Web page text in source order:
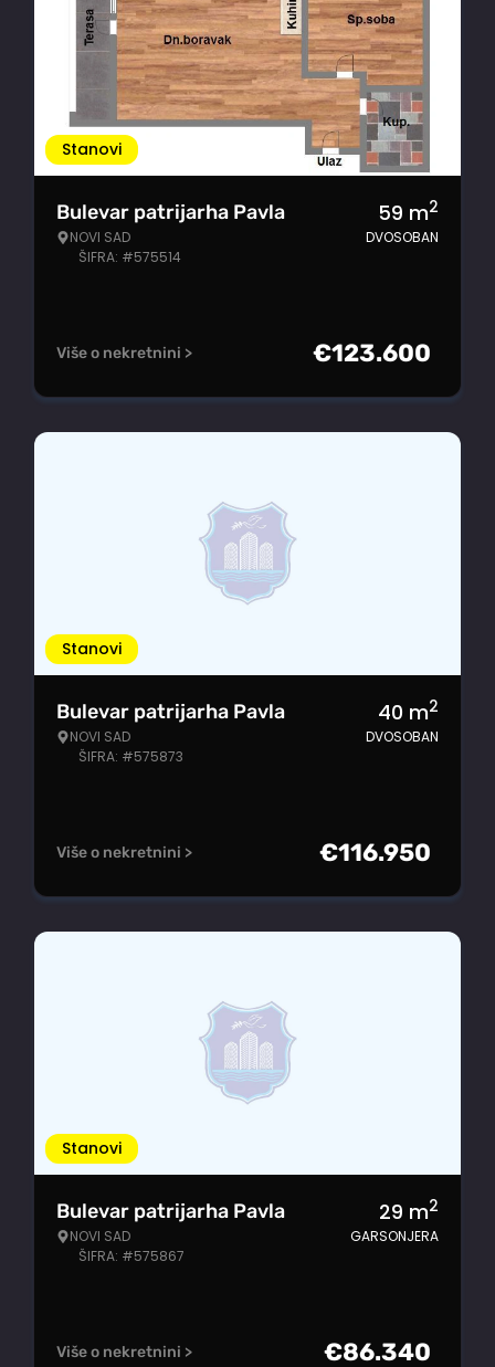
Stanovi
Bulevar patrijarha Pavla
NOVI SAD
ŠIFRA: #575514
59 m2
DVOSOBAN
Više o nekretnini > €123.600
Stanovi
Bulevar patrijarha Pavla
NOVI SAD
ŠIFRA: #575873
40 m2
DVOSOBAN
Više o nekretnini > €116.950
Stanovi
Bulevar patrijarha Pavla
NOVI SAD
ŠIFRA: #575867
29 m2
GARSONJERA
Više o nekretnini > €86.340